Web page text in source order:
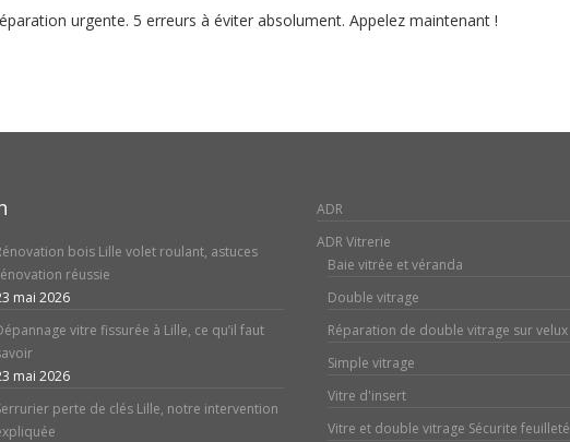
urgente. 5 erreurs à éviter absolument. Appelez maintenant !
bois Lille volet roulant, astuces
réussie
mai 2026
vitre fissurée à Lille, ce qu’il faut
mai 2026
perte de clés Lille, notre intervention
ADR
ADR Vitrerie
Baie vitrée et véranda
Double vitrage
Réparation de double vitrage sur velux
Simple vitrage
Vitre d'insert
Vitre et double vitrage Sécurite feuilleté